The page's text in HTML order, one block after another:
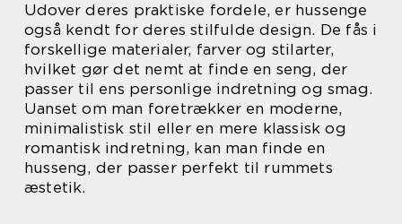
Udover deres praktiske fordele, er hussenge
også kendt for deres stilfulde design. De fås i
forskellige materialer, farver og stilarter,
hvilket gør det nemt at finde en seng, der
passer til ens personlige indretning og smag.
Uanset om man foretrækker en moderne,
minimalistisk stil eller en mere klassisk og
romantisk indretning, kan man finde en
husseng, der passer perfekt til rummets
æstetik.